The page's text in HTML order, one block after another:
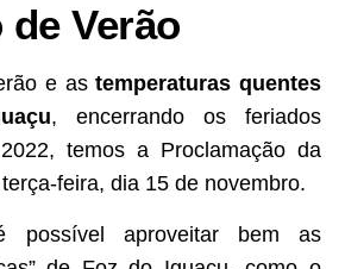
de Verão
e astemperaturas quentes
, encerrando os feriados
temos a Proclamação da
feira, dia 15 de novembro.
possível aproveitar bem as